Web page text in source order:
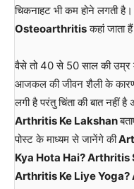
चिकनाहट भी कम होने लगती है।
Osteoarthritisकहां जाता
वैसे तो 40 से 50 साल की उम्र में
आजकल की जीवन शैली के कारण
लगी है परंतु चिंता की बात नहीं
Arthritis Ke Lakshan
पोस्ट के माध्यम से जानेंगे की
Kya Hota Hai?
Arthritis Ke Liye Yoga?